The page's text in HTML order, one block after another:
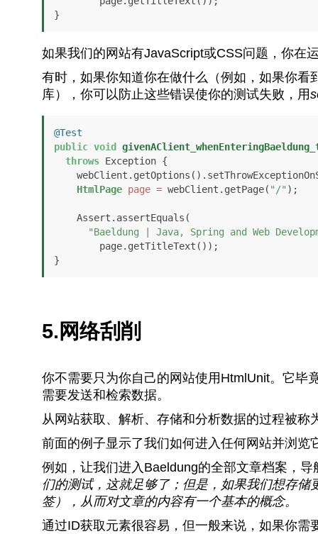
如果我们的网站有JavaScript或CSS问题，你在
有时，如果你知道你在做什么（例如，如果你
库），你可以防止这些错误使你的测试失败，用
@Test
public void
throws Exception {
HtmlPage page = webClient.getPage( "/" );
"Baeldung | Java, Spring and Web
}
5.网络刮削
你不需要只为你自己的网站使用HtmlUnit。它毕
需要发送和检索数据。
从网站获取、解析、存储和分析数据的过程被
前面的例子显示了我们如何进入任何网站并浏览
例如，让我们进入Baeldung的全部文章档案，
们的测试，这就足够了；但是，如果我们想存
签），从而对文章的内容有一个基本的概念。
通过ID获取元素很容易，但一般来说，如果你需